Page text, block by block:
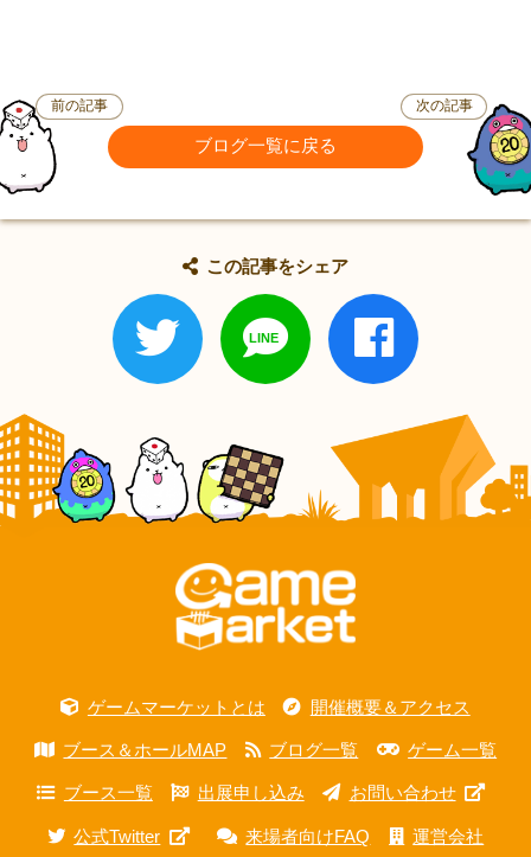
前の記事
ブログ一覧に戻る
次の記事
この記事をシェア
ゲームマーケットとは 開催概要＆アクセス
ブース＆ホールMAP ブログ一覧 ゲーム一覧
ブース一覧 出展申し込み お問い合わせ
公式Twitter 来場者向けFAQ 運営会社